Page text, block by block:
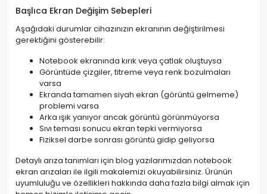
Başlıca Ekran Değişim Sebepleri
Aşağıdaki durumlar cihazınızın ekranının değiştirilmesi
gerektiğini gösterebilir:
Notebook ekranında kırık veya çatlak oluştuysa
Görüntüde çizgiler, titreme veya renk bozulmaları
varsa
Ekranda tamamen siyah ekran (görüntü gelmeme)
problemi varsa
Arka ışık yanıyor ancak görüntü görünmüyorsa
Sıvı teması sonucu ekran tepki vermiyorsa
Fiziksel darbe sonrası görüntü gidip geliyorsa
Detaylı arıza tanımları için blog yazılarımızdan notebook
ekran arızaları ile ilgili makalemizi okuyabilirsiniz. Ürünün
uyumluluğu ve özellikleri hakkında daha fazla bilgi almak için